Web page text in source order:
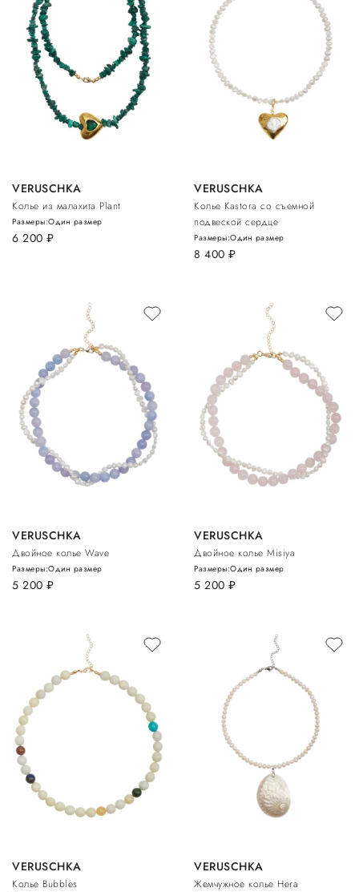
VERUSCHKA
Колье из малахита Plant
6 200 руб.
Размеры:Один размер
VERUSCHKA
Колье Kastora cо съемной
подвеской сердце
8 400 руб.
Размеры:Один размер
VERUSCHKA
Двойное колье Wave
5 200 руб.
Размеры:Один размер
VERUSCHKA
Двойное колье Misiya
5 200 руб.
Размеры:Один размер
VERUSCHKA
Колье Bubbles
VERUSCHKA
Жемчужное колье Hera